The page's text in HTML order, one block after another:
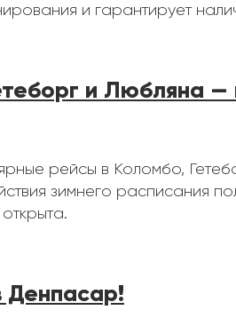
и гарантирует
и Любляна
рейсы в Коломбо,
зимнего расписания
Денпасар!